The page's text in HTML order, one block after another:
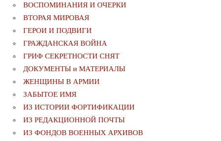
ВОСПОМИНАНИЯ И ОЧЕРКИ
ВТОРАЯ МИРОВАЯ
ГЕРОИ И ПОДВИГИ
ГРАЖДАНСКАЯ ВОЙНА
ГРИФ СЕКРЕТНОСТИ СНЯТ
ДОКУМЕНТЫ и МАТЕРИАЛЫ
ЖЕНЩИНЫ В АРМИИ
ЗАБЫТОЕ ИМЯ
ИЗ ИСТОРИИ ФОРТИФИКАЦИИ
ИЗ РЕДАКЦИОННОЙ ПОЧТЫ
ИЗ ФОНДОВ ВОЕННЫХ АРХИВОВ